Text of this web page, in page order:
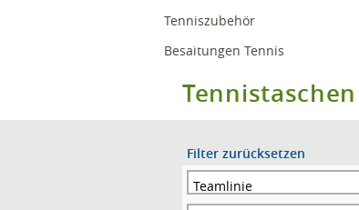
Tenniszubehör
Besaitungen Tennis
Tennistaschen
Filter zurücksetzen
Teamlinie